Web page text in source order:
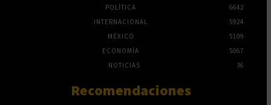
POLÍTICA
6642
INTERNACIONAL
5924
MÉXICO
5109
ECONOMÍA
5067
NOTICIAS
36
Recomendaciones